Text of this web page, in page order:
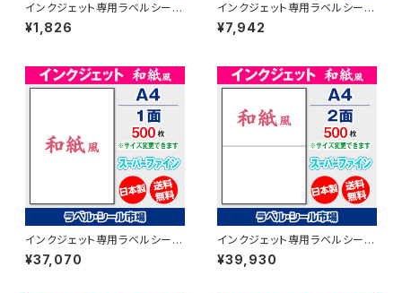
インクジェット専用ラベルシール
和紙 A4-カット無し 20枚 スー
パーファイン T1Y1iB-CP2【日
¥1,826
インクジェット専用ラベルシール
和紙 A4-カット無し 100枚 スー
パーファイン T1Y1iB-LP1【日本
¥7,942
インクジェット専用ラベルシール
和紙 A4-カット無し 500枚 ス
ーパーファイン T1Y1iB【日本
¥37,070
インクジェット専用ラベルシール
和紙 A4-2面 500枚 スーパー
ファイン T1Y2iB【日本製】
¥39,930